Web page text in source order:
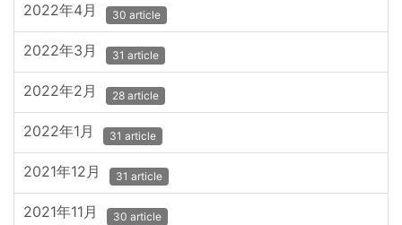
2022年4月 30 article
2022年3月 31 article
2022年2月 28 article
2022年1月 31 article
2021年12月 31 article
2021年11月 30 article